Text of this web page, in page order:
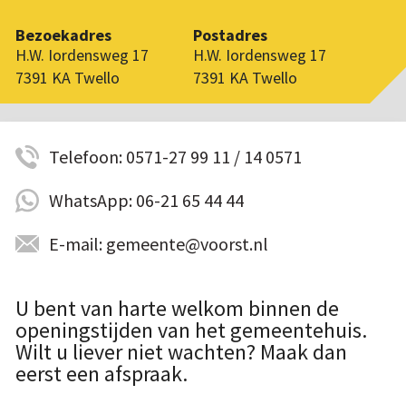
Bezoekadres
H.W. Iordensweg 17
7391 KA Twello
Postadres
H.W. Iordensweg 17
7391 KA Twello
Telefoon: 0571-27 99 11 / 14 0571
WhatsApp: 06-21 65 44 44
E-mail: gemeente@voorst.nl
U bent van harte welkom binnen de
openingstijden van het gemeentehuis.
Wilt u liever niet wachten? Maak dan
eerst een afspraak.